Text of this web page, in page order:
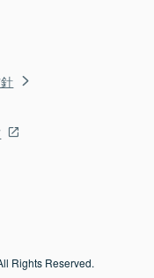
Rights Reserved.